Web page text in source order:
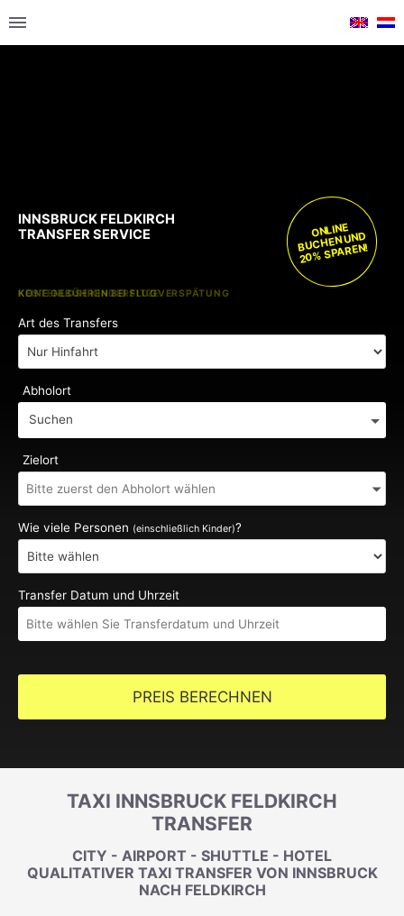
KOSTENLOSE KINDERSITZE
KEINE GEBÜHREN BEI FLUGVERSPÄTUNG
ONLINE
BUCHEN UND
20% SPAREN!
Art des Transfers
Abholort
Suchen
Zielort
Wie viele Personen (einschließlich Kinder)?
Transfer Datum und Uhrzeit
PREIS BERECHNEN
INNSBRUCK FELDKIRCH
TRANSFER SERVICE
TAXI INNSBRUCK FELDKIRCH
TRANSFER
CITY - AIRPORT - SHUTTLE - HOTEL
QUALITATIVER TAXI TRANSFER VON INNSBRUCK
NACH FELDKIRCH